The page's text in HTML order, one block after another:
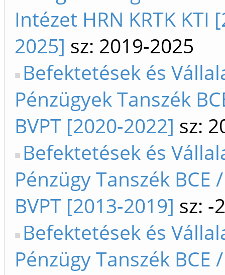
Intézet HRN KRTK KTI
2025] sz: 2019-2025
Befektetések és
Pénzügyek Tanszék
BVPT [2020-2022] sz:
Befektetések és
Pénzügy Tanszék BCE /
BVPT [2013-2019] sz: -
Befektetések és
Pénzügy Tanszék BCE